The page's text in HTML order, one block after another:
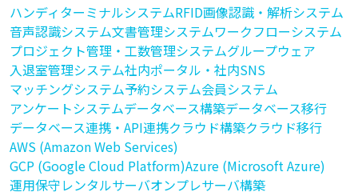
ハンディターミナルシステムRFID画像認識・解析システム
音声認識システム文書管理システムワークフローシステム
プロジェクト管理・工数管理システムグループウェア
入退室管理システム社内ポータル・社内SNS
マッチングシステム予約システム会員システム
アンケートシステムデータベース構築データベース移行
データベース連携・API連携クラウド構築クラウド移行
AWS (Amazon Web Services)
GCP (Google Cloud Platform)Azure (Microsoft Azure)
運用保守レンタルサーバオンプレサーバ構築